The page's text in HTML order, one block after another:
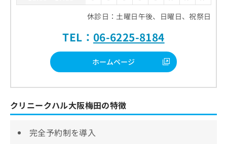
休診日：土曜日午後、日曜日、祝祭日
TEL： 06-6225-8184
ホームページ
クリニークハル大阪梅田の特徴
完全予約制を導入